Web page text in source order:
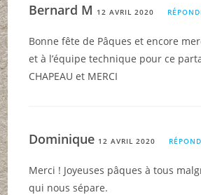
Bernard M 12 AVRIL 2020
Bonne fête de Pâques et encore
et à l’équipe technique pour ce
CHAPEAU et MERCI
Dominique 12 AVRIL 2020
Merci ! Joyeuses pâques à tous
qui nous sépare.